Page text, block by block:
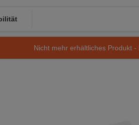
Nicht mehr erhältliches Produkt